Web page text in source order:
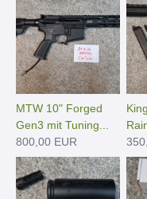
MTW 10" Forged
Gen3 mit Tuning...
800,00 EUR